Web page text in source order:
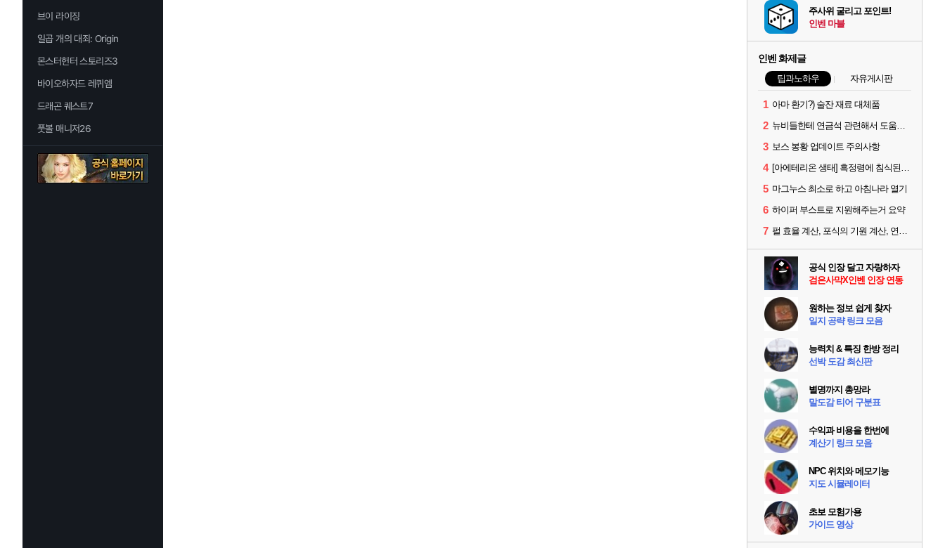
브이 라이징
일곱 개의 대죄: Origin
몬스터헌터 스토리즈3
바이오하자드 레퀴엠
드래곤 퀘스트7
풋볼 매니저26
주사위 굴리고 포인트!
인벤 마블
인벤 화제글
팁과노하우 자유게시판
1 아마 환기?) 술잔 재료 대체품
2 뉴비들한테 연금석 관련해서 도움이 될까해서..(벨의심장 등)
3 보스 봉황 업데이트 주의사항
4 [아에테리온 생태] 흑정령에 침식된 검사/용병
5 마그누스 최소로 하고 아침나라 열기
6 하이퍼 부스트로 지원해주는거 요약
7 펄 효율 계산, 포식의 기원 계산, 연금석 계산 사이트 공유
공식 인장 달고 자랑하자
검은사막X인벤 인장 연동
원하는 정보 쉽게 찾자
일지 공략 링크 모음
능력치 & 특징 한방 정리
선박 도감 최신판
별명까지 총망라
말도감 티어 구분표
수익과 비용을 한번에
계산기 링크 모음
NPC 위치와 메모기능
지도 시뮬레이터
초보 모험가용
가이드 영상